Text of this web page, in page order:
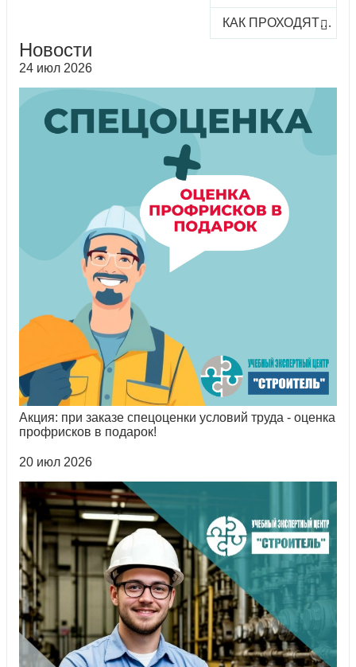
КАК ПРОХОДЯТ ОНЛАЙН-КУРСЫ
Новости
24 июл 2026
Акция: при заказе спецоценки условий труда - оценка
профрисков в подарок!
20 июл 2026